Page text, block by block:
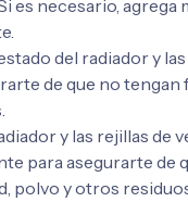
es necesario, agrega
del radiador y
de que no tengan
y las rejillas de
para asegurarte de
polvo y otros